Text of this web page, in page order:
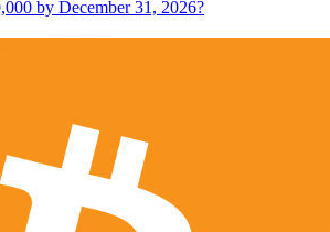
by December 31, 2026?